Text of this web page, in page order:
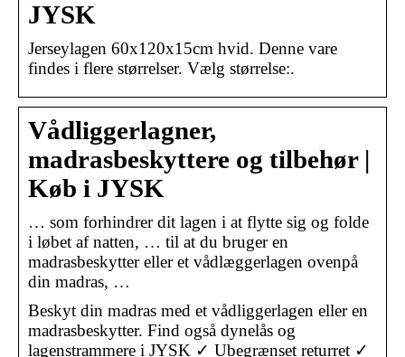
JYSK
Jerseylagen 60x120x15cm hvid. Denne vare
findes i flere størrelser. Vælg størrelse:.
Vådliggerlagner,
madrasbeskyttere og tilbehør |
Køb i JYSK
… som forhindrer dit lagen i at flytte sig og folde
i løbet af natten, … til at du bruger en
madrasbeskytter eller et vådlæggerlagen ovenpå
din madras, …
Beskyt din madras med et vådliggerlagen eller en
madrasbeskytter. Find også dynelås og
lagenstrammere i JYSK ✓ Ubegrænset returret ✓